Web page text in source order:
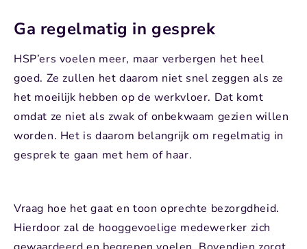
Ga regelmatig in gesprek
HSP’ers voelen meer, maar verbergen het heel
goed. Ze zullen het daarom niet snel zeggen als ze
het moeilijk hebben op de werkvloer. Dat komt
omdat ze niet als zwak of onbekwaam gezien willen
worden. Het is daarom belangrijk om regelmatig in
gesprek te gaan met hem of haar.
Vraag hoe het gaat en toon oprechte bezorgdheid.
Hierdoor zal de hooggevoelige medewerker zich